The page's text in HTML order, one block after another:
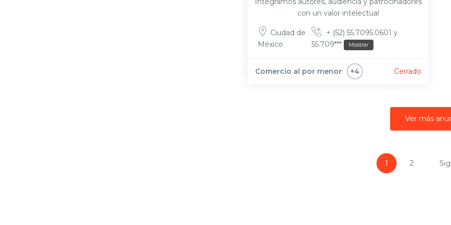
con un valor intelectual
Ciudad de
México
+ (52) 55.7095.0601 y
55.709***
Mostrar
Comercio al por menor +4 Cerrado
Ver más
1 2